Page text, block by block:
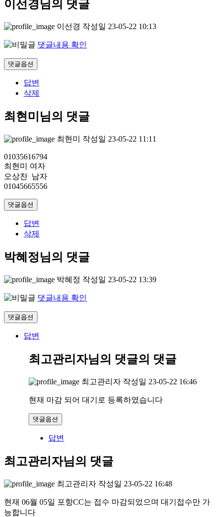
이선경님의 댓글
이선경 작성일 23-05-22 10:13
댓글내용 확인
댓글옵션
답변
삭제
최현미님의 댓글
최현미 작성일 23-05-22 11:11
01035616794
최현미 여자
오상찬 남자
01045665556
댓글옵션
답변
삭제
박혜정님의 댓글
박혜정 작성일 23-05-22 13:39
댓글내용 확인
댓글옵션
답변
최고관리자님의 댓글의 댓글
최고관리자 작성일 23-05-22 16:46
현재 마감 되어 대기로 등록하였습니다
댓글옵션
답변
최고관리자님의 댓글
최고관리자 작성일 23-05-22 16:48
현재 06월 05일 포항CC는 접수 마감되었으며 대기접수만 가
능합니다